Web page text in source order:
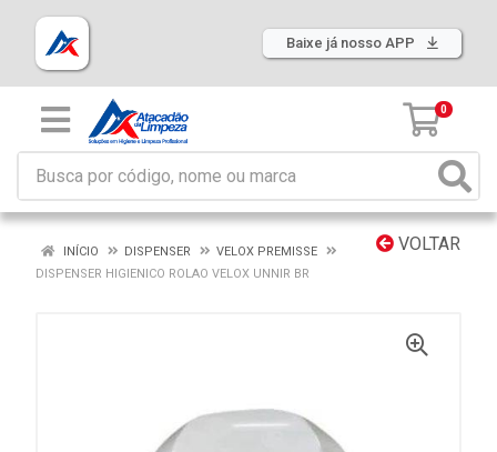
Baixe já nosso APP
0
VOLTAR
INÍCIO DISPENSER
VELOX PREMISSE
DISPENSER HIGIENICO ROLAO VELOX UNNIR BR